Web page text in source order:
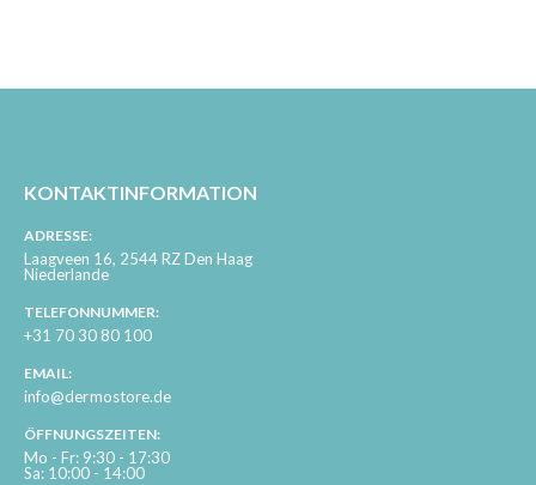
KONTAKTINFORMATION
ADRESSE:
Laagveen 16, 2544 RZ Den Haag
Niederlande
TELEFONNUMMER:
+31 70 30 80 100
EMAIL:
info@dermostore.de
ÖFFNUNGSZEITEN:
Mo - Fr: 9:30 - 17:30
Sa: 10:00 - 14:00